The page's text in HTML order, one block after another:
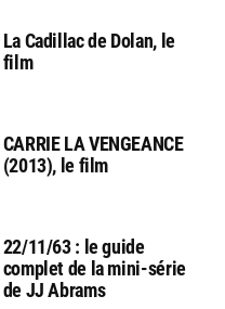
La Cadillac de Dolan, le
film
CARRIE LA VENGEANCE
(2013), le film
22/11/63 : le guide
complet de la mini-série
de JJ Abrams